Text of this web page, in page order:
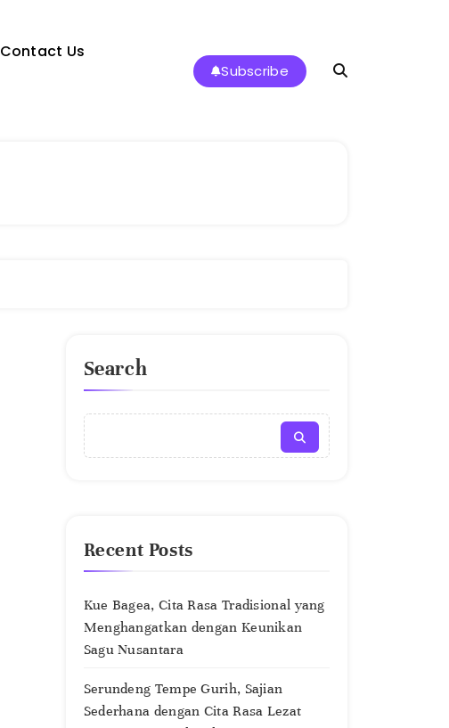
Contact Us
Subscribe
Search
Recent Posts
Kue Bagea, Cita Rasa Tradisional yang
Menghangatkan dengan Keunikan
Sagu Nusantara
Serundeng Tempe Gurih, Sajian
Sederhana dengan Cita Rasa Lezat